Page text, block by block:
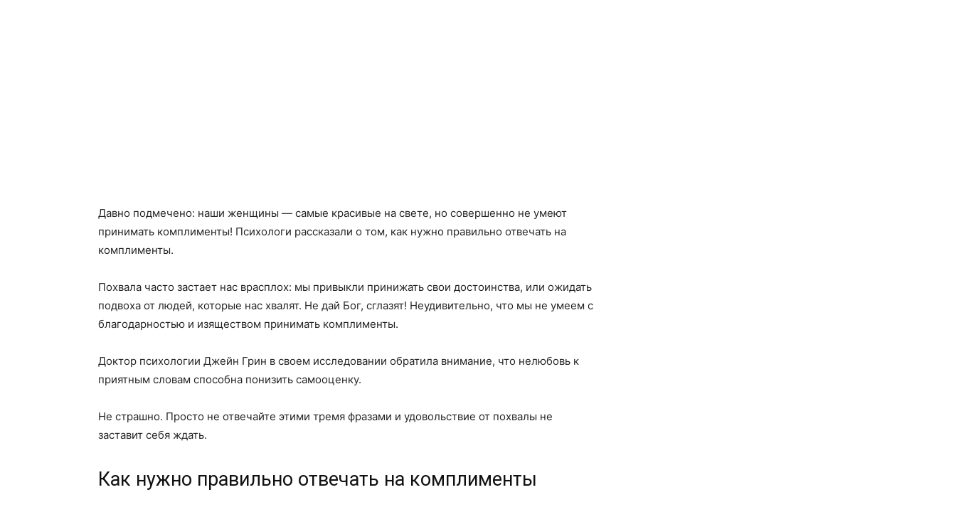
Давно подмечено: наши женщины — самые красивые на свете, но совершенно не умеют
принимать комплименты! Психологи рассказали о том, как нужно правильно отвечать на
комплименты.
Похвала часто застает нас врасплох: мы привыкли принижать свои достоинства, или ожидать
подвоха от людей, которые нас хвалят. Не дай Бог, сглазят! Неудивительно, что мы не умеем с
благодарностью и изяществом принимать комплименты.
Доктор психологии Джейн Грин в своем исследовании обратила внимание, что нелюбовь к
приятным словам способна понизить самооценку.
Не страшно. Просто не отвечайте этими тремя фразами и удовольствие от похвалы не
заставит себя ждать.
Как нужно правильно отвечать на комплименты